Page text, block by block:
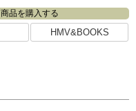
商品を購入する
HMV&BOOKS